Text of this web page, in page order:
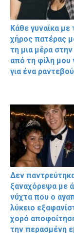
Κάθε γυναίκα με
χήρος πατέρας
τη μια μέρα
από τη φίλη μου
για ένα
Δεν
ξαναχόρεψα με
νύχτα που ο
λύκειο
χορό
την περασμένη